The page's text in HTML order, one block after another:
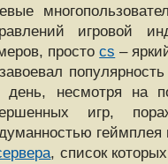
игровой
простоcs –
день, несмотря на
игр,
, список